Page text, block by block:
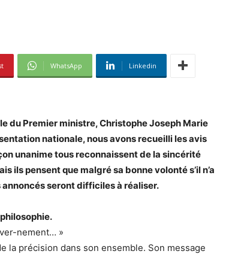
WhatsApp Linkedin
du Premier ministre, Christophe Joseph Marie
nationale, nous avons recueilli les avis
unanime tous reconnaissent de la sincérité
ils pensent que malgré sa bonne volonté s’il n’a
annoncés seront difficiles à réaliser.
nement… »
la précision dans son ensemble. Son message